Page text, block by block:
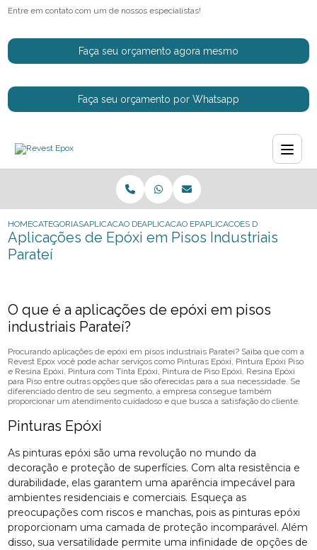
Entre em contato com um de nossos especialistas!
Faça seu orçamento agora mesmo
Faça seu orçamento por Whatsapp
HOMECATEGORIASAPLICACAO DE EPOXIAPLICACAO EPOXI PISO INDUSTRIAL
APLICACOES DE EPOXI EM
Aplicações de Epóxi em Pisos Industriais
Parateí
O que é a aplicações de epóxi em pisos
industriais Parateí?
Procurando aplicações de epóxi em pisos industriais Parateí? Saiba que com a
Revest Epox você pode achar serviços como Pinturas Epóxi, Pintura Epóxi Piso
e Resina Epóxi, Pintura com Tinta Epóxi, Pintura de Piso Epóxi, Resina Epóxi
para Piso entre outras opções que são oferecidas para a sua necessidade. Se
diferenciado dentro de seu segmento, a empresa consegue também
proporcionar um atendimento cuidadoso e que busca a satisfação do cliente.
Pinturas Epóxi
As pinturas epóxi são uma revolução no mundo da
decoração e proteção de superfícies. Com alta resistência e
durabilidade, elas garantem uma aparência impecável para
ambientes residenciais e comerciais. Esqueça as
preocupações com riscos e manchas, pois as pinturas epóxi
proporcionam uma camada de proteção incomparável. Além
disso, sua versatilidade permite uma infinidade de opções de